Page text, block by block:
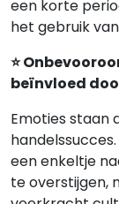
een korte
het gebruik
⭐
beïnvloed
Emoties staan
een enkeltje
te overstijgen,